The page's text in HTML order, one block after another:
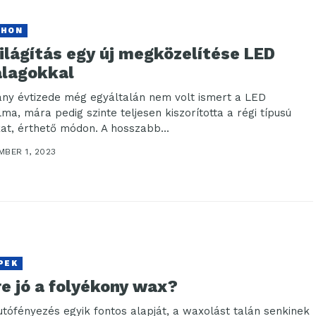
egy új megközelítése LED
évtizede még egyáltalán nem volt ismert a LED
mára pedig szinte teljesen kiszorította a régi típusú
érthető módon. A hosszabb...
1, 2023
jó a folyékony wax?
egyik fontos alapját, a waxolást talán senkinek